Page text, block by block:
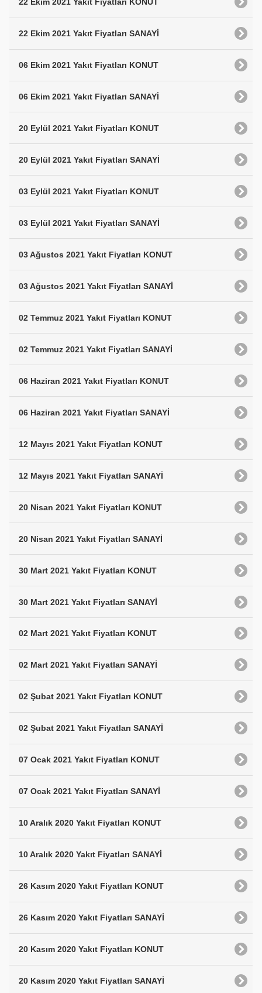
22 Ekim 2021 Yakıt Fiyatları SANAYİ
06 Ekim 2021 Yakıt Fiyatları KONUT
06 Ekim 2021 Yakıt Fiyatları SANAYİ
20 Eylül 2021 Yakıt Fiyatları KONUT
20 Eylül 2021 Yakıt Fiyatları SANAYİ
03 Eylül 2021 Yakıt Fiyatları KONUT
03 Eylül 2021 Yakıt Fiyatları SANAYİ
03 Ağustos 2021 Yakıt Fiyatları KONUT
03 Ağustos 2021 Yakıt Fiyatları SANAYİ
02 Temmuz 2021 Yakıt Fiyatları KONUT
02 Temmuz 2021 Yakıt Fiyatları SANAYİ
06 Haziran 2021 Yakıt Fiyatları KONUT
06 Haziran 2021 Yakıt Fiyatları SANAYİ
12 Mayıs 2021 Yakıt Fiyatları KONUT
12 Mayıs 2021 Yakıt Fiyatları SANAYİ
20 Nisan 2021 Yakıt Fiyatları KONUT
20 Nisan 2021 Yakıt Fiyatları SANAYİ
30 Mart 2021 Yakıt Fiyatları KONUT
30 Mart 2021 Yakıt Fiyatları SANAYİ
02 Mart 2021 Yakıt Fiyatları KONUT
02 Mart 2021 Yakıt Fiyatları SANAYİ
02 Şubat 2021 Yakıt Fiyatları KONUT
02 Şubat 2021 Yakıt Fiyatları SANAYİ
07 Ocak 2021 Yakıt Fiyatları KONUT
07 Ocak 2021 Yakıt Fiyatları SANAYİ
10 Aralık 2020 Yakıt Fiyatları KONUT
10 Aralık 2020 Yakıt Fiyatları SANAYİ
26 Kasım 2020 Yakıt Fiyatları KONUT
26 Kasım 2020 Yakıt Fiyatları SANAYİ
20 Kasım 2020 Yakıt Fiyatları KONUT
20 Kasım 2020 Yakıt Fiyatları SANAYİ